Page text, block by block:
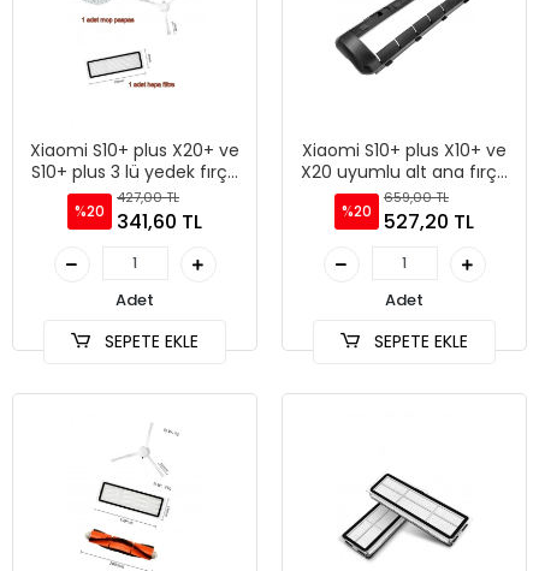
Xiaomi S10+ plus X20+ ve
S10+ plus 3 lü yedek fırça
seti
%20
427,00 TL
341,60 TL
Adet
SEPETE EKLE
Xiaomi S10+ plus X10+ ve
X20 uyumlu alt ana fırça
kapağı
%20
659,00 TL
527,20 TL
Adet
SEPETE EKLE